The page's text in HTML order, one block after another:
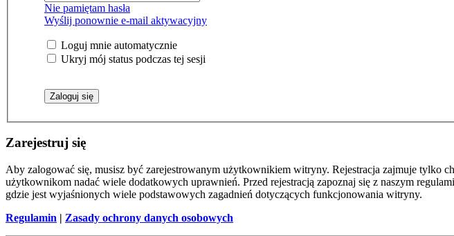
Nie pamiętam hasła
Wyślij ponownie e-mail aktywacyjny
Loguj mnie automatycznie
Ukryj mój status podczas tej sesji
Zarejestruj się
Aby zalogować się, musisz być zarejestrowanym użytkownikiem witryny. Rejestracja zajmuje
użytkownikom nadać wiele dodatkowych uprawnień. Przed rejestracją zapoznaj się z naszym
gdzie jest wyjaśnionych wiele podstawowych zagadnień dotyczących funkcjonowania witryny.
Regulamin | Zasady ochrony danych osobowych